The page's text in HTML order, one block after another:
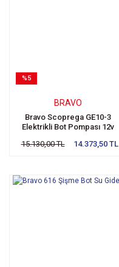
%5
BRAVO
Bravo Scoprega GE10-3
Elektrikli Bot Pompası 12v
15.130,00 TL
14.373,50 TL